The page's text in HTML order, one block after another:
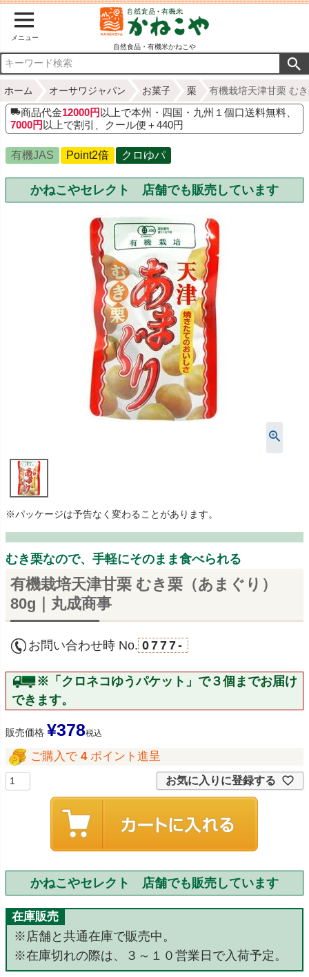
メニュー
自然食品・有機米かねこや
ホーム オーサワジャパン お菓子 栗 有機栽培天津甘栗 む
商品代金12000円 以上で本州・四国・九州１個口送料無料、
7000円 以上で割引、クール便＋440円
有機JAS Point2倍 クロゆパ
かねこやセレクト 店舗でも販売しています
※パッケージは予告なく変わることがあります。
むき栗なので、手軽にそのまま食べられる
有機栽培天津甘栗 むき栗（あまぐり）
80g｜丸成商事
お問い合わせ時 No. 0777-
※「クロネコゆうパケット」で３個までお届け
できます。
販売価格 ¥378税込
ご購入で 4 ポイント進呈
お気に入りに登録する
かねこやセレクト 店舗でも販売しています
在庫販売
※店舗と共通在庫で販売中。
※在庫切れの際は、３～１０営業日で入荷予定。